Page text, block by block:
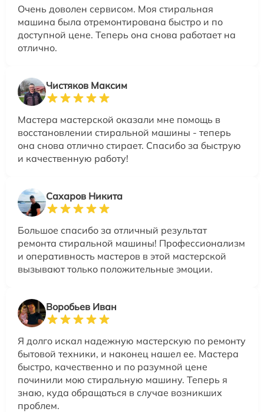
Очень доволен сервисом. Моя стиральная
машина была отремонтирована быстро и по
доступной цене. Теперь она снова работает на
отлично.
Чистяков Максим
Мастера мастерской оказали мне помощь в
восстановлении стиральной машины - теперь
она снова отлично стирает. Спасибо за быструю
и качественную работу!
Сахаров Никита
Большое спасибо за отличный результат
ремонта стиральной машины! Профессионализм
и оперативность мастеров в этой мастерской
вызывают только положительные эмоции.
Воробьев Иван
Я долго искал надежную мастерскую по ремонту
бытовой техники, и наконец нашел ее. Мастера
быстро, качественно и по разумной цене
починили мою стиральную машину. Теперь я
знаю, куда обращаться в случае возникших
проблем.